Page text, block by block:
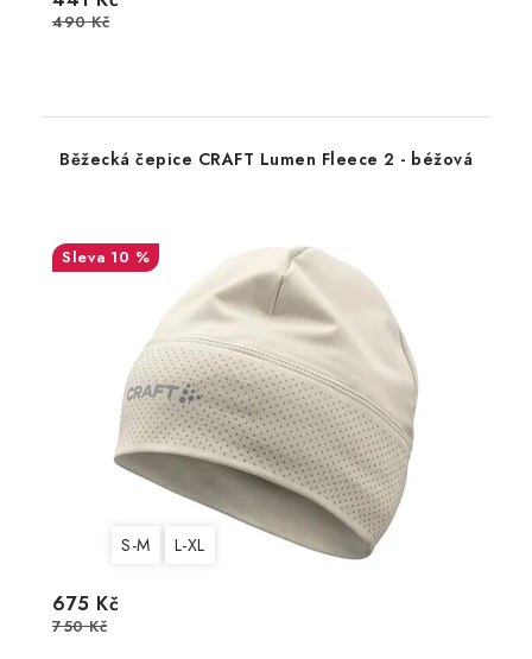
490 Kč
Běžecká čepice CRAFT Lumen Fleece 2 - béžová
10 %
S-M L-XL
675 Kč
750 Kč